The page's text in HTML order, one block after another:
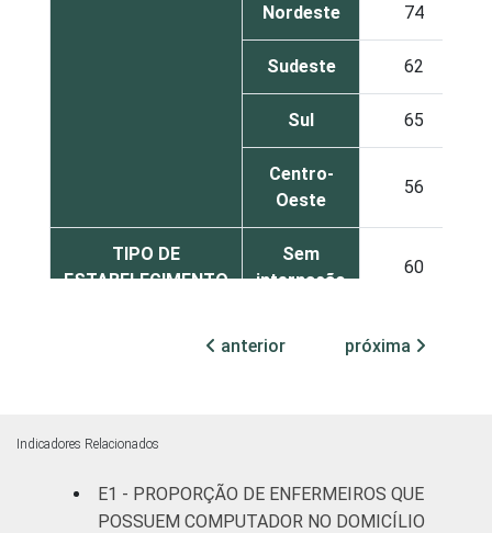
Nordeste 74
Sudeste 62
Sul 65
Centro-
Oeste
56
TIPO DE
ESTABELECIMENTO
Sem
internação
60
internação
(mais de
64
anterior próxima
Indicadores Relacionados
E1 - PROPORÇÃO DE ENFERMEIROS QUE
POSSUEM COMPUTADOR NO DOMICÍLIO